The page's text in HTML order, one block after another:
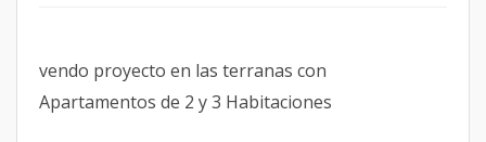
vendo proyecto en las terranas con
Apartamentos de 2 y 3 Habitaciones